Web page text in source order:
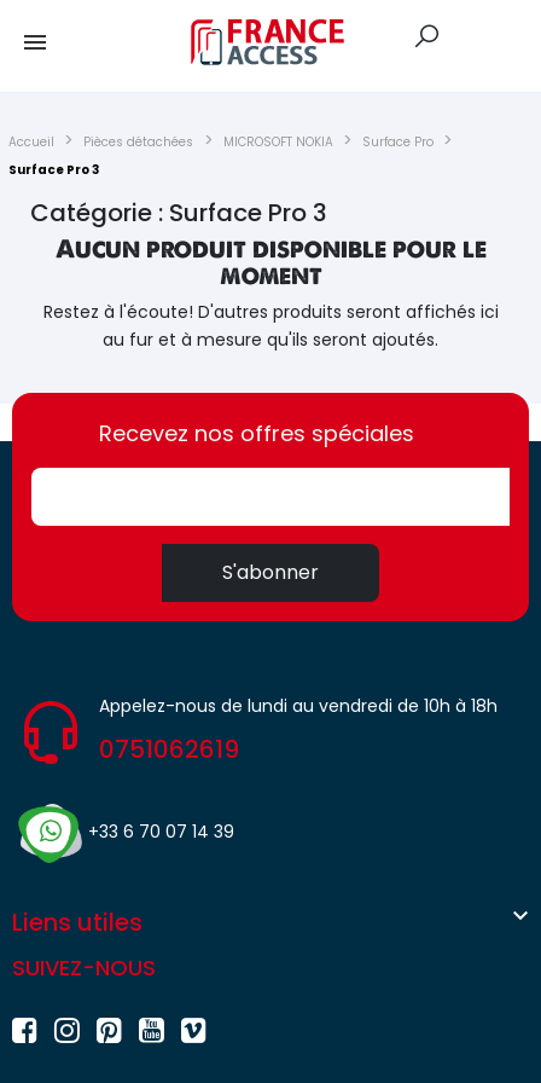
Accueil Pièces détachées MICROSOFT NOKIA
Surface Pro
Surface Pro 3
Catégorie : Surface Pro 3
Aucun produit disponible pour le
moment
Restez à l'écoute! D'autres produits seront affichés ici
au fur et à mesure qu'ils seront ajoutés.
https://france-
access.fr
https://france-
access.fr
Recevez nos offres spéciales
S'abonner
Appelez-nous de lundi au vendredi de 10h à 18h
0751062619
+33 6 70 07 14 39
Liens utiles 
SUIVEZ-NOUS